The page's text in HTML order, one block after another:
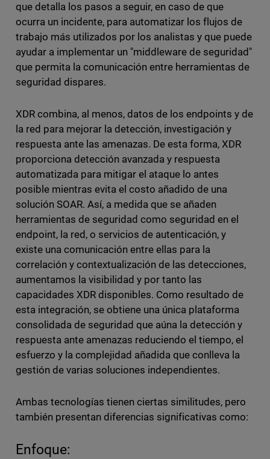
que detalla los pasos a seguir, en caso de que
ocurra un incidente, para automatizar los flujos de
trabajo más utilizados por los analistas y que puede
ayudar a implementar un "middleware de seguridad"
que permita la comunicación entre herramientas de
seguridad dispares.
XDR combina, al menos, datos de los endpoints y de
la red para mejorar la detección, investigación y
respuesta ante las amenazas. De esta forma, XDR
proporciona detección avanzada y respuesta
automatizada para mitigar el ataque lo antes
posible mientras evita el costo añadido de una
solución SOAR. Así, a medida que se añaden
herramientas de seguridad como seguridad en el
endpoint, la red, o servicios de autenticación, y
existe una comunicación entre ellas para la
correlación y contextualización de las detecciones,
aumentamos la visibilidad y por tanto las
capacidades XDR disponibles. Como resultado de
esta integración, se obtiene una única plataforma
consolidada de seguridad que aúna la detección y
respuesta ante amenazas reduciendo el tiempo, el
esfuerzo y la complejidad añadida que conlleva la
gestión de varias soluciones independientes.
Ambas tecnologías tienen ciertas similitudes, pero
también presentan diferencias significativas como:
Enfoque: